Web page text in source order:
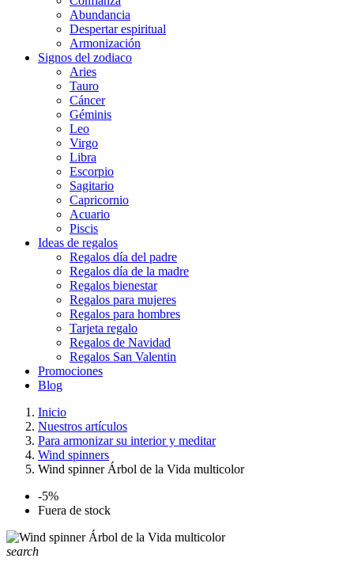
Abundancia
Despertar espiritual
Armonización
Signos del zodiaco
Aries
Tauro
Cáncer
Géminis
Leo
Virgo
Libra
Escorpio
Sagitario
Capricornio
Acuario
Piscis
Ideas de regalos
Regalos día del padre
Regalos día de la madre
Regalos bienestar
Regalos para mujeres
Regalos para hombres
Tarjeta regalo
Regalos de Navidad
Regalos San Valentin
Promociones
Blog
Inicio
Nuestros artículos
Para armonizar su interior y meditar
Wind spinners
Wind spinner Árbol de la Vida multicolor
-5%
Fuera de stock
search